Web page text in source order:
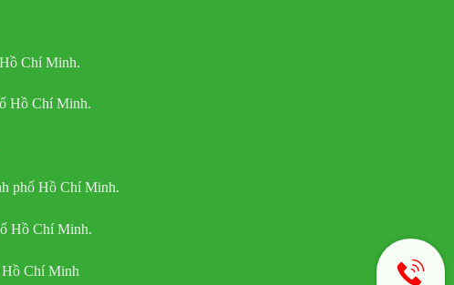
Chí Minh.
Hồ Chí Minh.
phố Hồ Chí Minh.
Hồ Chí Minh.
Chí Minh